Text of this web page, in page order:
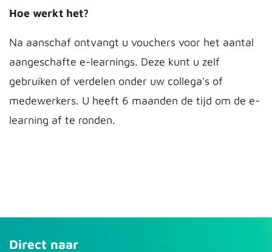
Hoe werkt het?
Na aanschaf ontvangt u vouchers voor het aantal
aangeschafte e-learnings. Deze kunt u zelf
gebruiken of verdelen onder uw collega's of
medewerkers. U heeft 6 maanden de tijd om de e-
learning af te ronden.
Direct naar